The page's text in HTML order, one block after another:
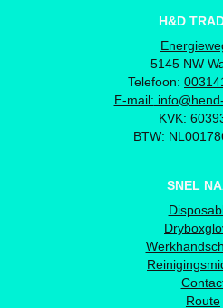
H&D
5145 NW
Telefoon:
E-mail:
KVK:
BTW:
SNEL
Route